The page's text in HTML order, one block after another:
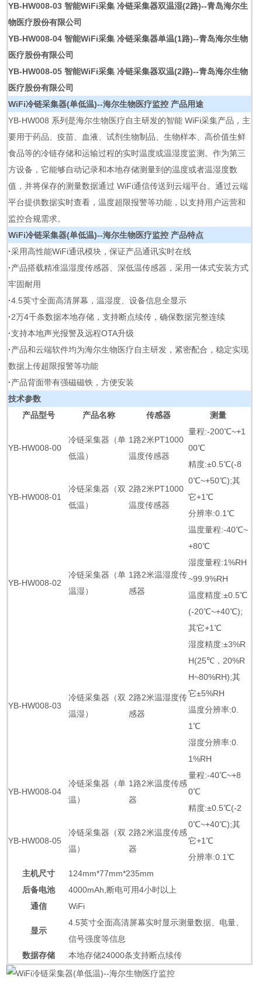
YB-HW008-03 智能WiFi采集 冷链采集器双温湿(2路)--青岛海尔生
物医疗股份有限公司
YB-HW008-04 智能WiFi采集 冷链采集器单温(1路)--青岛海尔生物
医疗股份有限公司
YB-HW008-05 智能WiFi采集 冷链采集器双温(2路)--青岛海尔生物
医疗股份有限公司
WiFi冷链采集器(单低温)--海尔生物医疗监控 产品用途
YB-HW008 系列是海尔生物医疗自主研发的智能 WiFi采集产品，主
要用于药品、疫苗、血液、试剂生物制品、生物样本、高价值生鲜
食品等的冷链存储和运输过程的实时温度或温湿度监测。作为第三
方设备，它能够自动记录和本地存储测量到的温度或者温湿度数
值，并将保存的测量数据通过 WiFi通信传送到云端平台。通过云端
平台提供数据实时查看，温度超限报警等功能，以支持用户运营和
监控合规需求。
WiFi冷链采集器(单低温)--海尔生物医疗监控 产品特点
·采用高性能WiFi通讯模块，保证产品通讯实时在线
·产品搭载精准温湿度传感器、深低温传感器，采用一体式安装方式
牢固耐用
·4.5英寸全面高清屏幕，温湿度、设备信息全显示
·2万4千条数据本地存储，支持断点续传，确保数据完整连续
·支持本地声光报警及远程OTA升级
·产品和云端软件均为海尔生物医疗自主研发，紧密配合，稳定实现
数据上传超限报警等功能
·产品背面带有强磁磁铁，方便安装
技术参数
产品型号
产品名称 传感器 测量
YB-HW008-00
冷链采集器（单
低温）
1路2米PT1000
温度传感器
量程:-200℃~+1
00℃
精度:±0.5℃(-8
0℃~+50℃);其
它+1℃
分辨率:0.1℃
YB-HW008-01
冷链采集器（双
低温）
2路2米PT1000
温度传感器
YB-HW008-02
冷链采集器（单
温湿）
1路2米温湿度传
感器
温度量程:-40℃~
+80℃
湿度量程:1%RH
~99.9%RH
温度精度:±0.5℃
(-20℃~+40℃);
其它+1℃
湿度精度:±3%R
H(25℃，20%R
H~80%RH);其
它±5%RH
温度分辨率:0.
1℃
湿度分辨率:0.
1%RH
YB-HW008-03
冷链采集器（双
温湿）
2路2米温湿度传
感器
YB-HW008-04
冷链采集器（单
温）
1路2米温度传感
器
量程:-40℃~+8
0℃
精度:±0.5℃(-2
0℃~+40℃);其
它+1℃
分辨率:0.1℃
YB-HW008-05
冷链采集器（双
温）
2路2米温度传感
器
主机尺寸
124mm*77mm*235mm
后备电池
4000mAh,断电可用4小时以上
通信
WiFi
显示
4.5英寸全面高清屏幕实时显示测量数据、电量、
信号强度等信息
数据存储
本地存储24000条支持断点续传